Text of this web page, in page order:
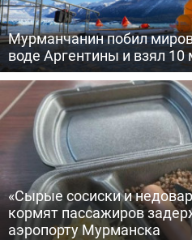
Мурманчанин побил
воде Аргентины и взял 10
«Сырые сосиски и
кормят пассажиров
аэропорту Мурманска